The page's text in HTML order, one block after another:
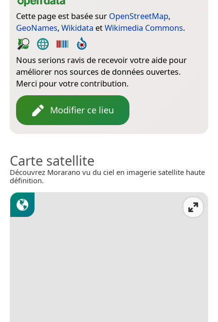
Cette page est basée sur OpenStreetMap,
GeoNames, Wikidata etWikimedia Commons.
Nous serions ravis de recevoir votre aide pour
améliorer nos sources de données ouvertes.
Merci pour votre contribution.
Modifier ce lieu
Carte satellite
Découvrez Morarano vu du ciel en imagerie satellite haute
définition.